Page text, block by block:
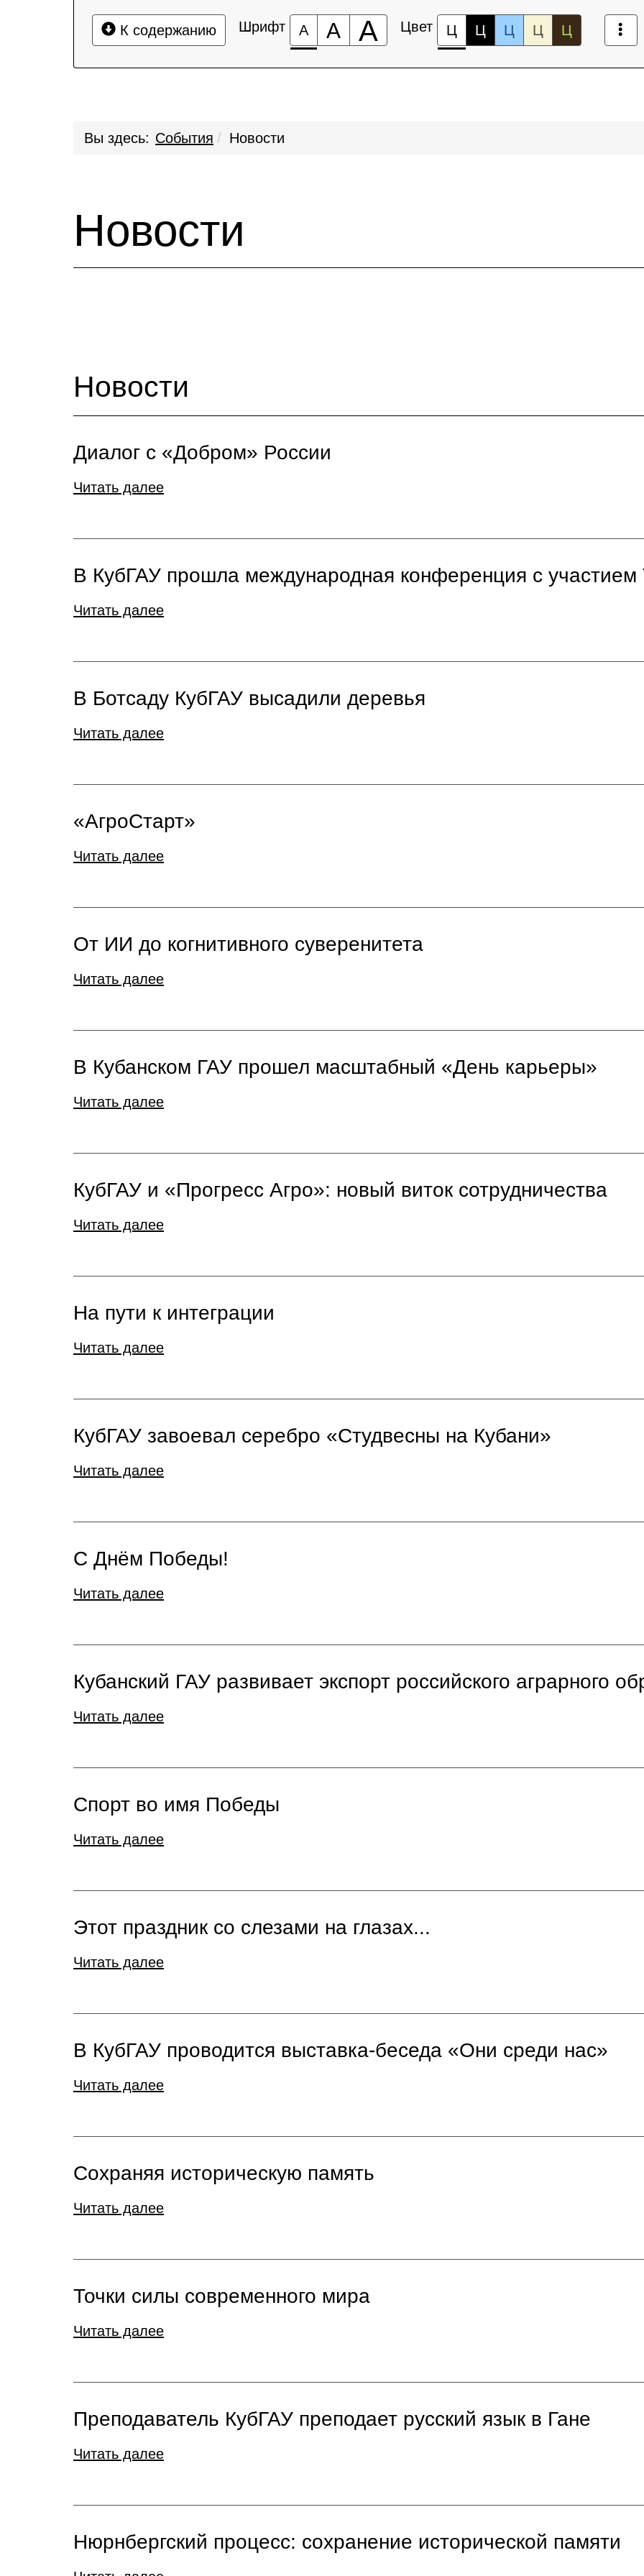
К содержанию Шрифт А А А Цвет Ц Ц Ц Ц Ц
Вы здесь: События Новости
Новости
Новости
Диалог с «Добром» России
Читать далее
В КубГАУ прошла международная конференция с
Читать далее
В Ботсаду КубГАУ высадили деревья
Читать далее
«АгроСтарт»
Читать далее
От ИИ до когнитивного суверенитета
Читать далее
В Кубанском ГАУ прошел масштабный «День карьеры»
Читать далее
КубГАУ и «Прогресс Агро»: новый виток сотрудничества
Читать далее
На пути к интеграции
Читать далее
КубГАУ завоевал серебро «Студвесны на Кубани»
Читать далее
С Днём Победы!
Читать далее
Кубанский ГАУ развивает экспорт российского аграрного
Читать далее
Спорт во имя Победы
Читать далее
Этот праздник со слезами на глазах...
Читать далее
В КубГАУ проводится выставка-беседа «Они среди нас»
Читать далее
Сохраняя историческую память
Читать далее
Точки силы современного мира
Читать далее
Преподаватель КубГАУ преподает русский язык в Гане
Читать далее
Нюрнбергский процесс: сохранение исторической памяти